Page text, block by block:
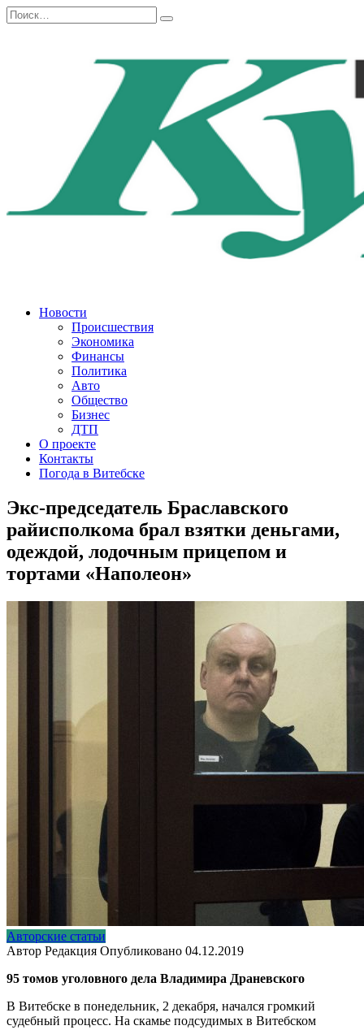
Перейти
к
Search
for:
Новости
Происшествия
Экономика
Финансы
Политика
Авто
Общество
Бизнес
ДТП
О проекте
Контакты
Погода в Витебске
Экс-председатель Браславского
райисполкома брал взятки деньгами,
одеждой, лодочным прицепом и
тортами «Наполеон»
Авторские статьи
Автор Редакция Опубликовано 04.12.2019
95 томов уголовного дела Владимира Драневского
В Витебске в понедельник, 2 декабря, начался громкий
судебный процесс. На скамье подсудимых в Витебском